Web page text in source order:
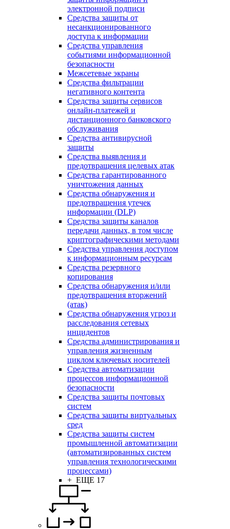
электронной подписи
Средства защиты от
несанкционированного
доступа к информации
Средства управления
событиями информационной
безопасности
Межсетевые экраны
Средства фильтрации
негативного контента
Средства защиты сервисов
онлайн-платежей и
дистанционного банковского
обслуживания
Средства антивирусной
защиты
Средства выявления и
предотвращения целевых атак
Средства гарантированного
уничтожения данных
Средства обнаружения и
предотвращения утечек
информации (DLP)
Средства защиты каналов
передачи данных, в том числе
криптографическими методами
Средства управления доступом
к информационным ресурсам
Средства резервного
копирования
Средства обнаружения и/или
предотвращения вторжений
(атак)
Средства обнаружения угроз и
расследования сетевых
инцидентов
Средства администрирования и
управления жизненным
циклом ключевых носителей
Средства автоматизации
процессов информационной
безопасности
Средства защиты почтовых
систем
Средства защиты виртуальных
сред
Средства защиты систем
промышленной автоматизации
(автоматизированных систем
управления технологическими
процессами)
+ ЕЩЕ 17